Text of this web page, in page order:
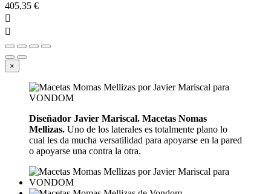
405,35 €


×
Diseñador Javier Mariscal. Macetas Nomas
Mellizas. Uno de los laterales es totalmente plano lo
cual les da mucha versatilidad para apoyarse en la pared
o apoyarse una contra la otra.